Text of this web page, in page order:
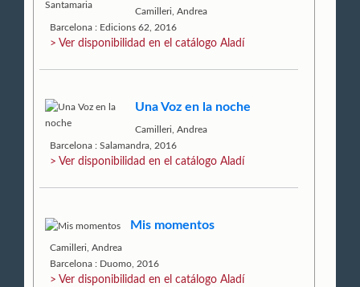
Camilleri, Andrea
Barcelona : Edicions 62, 2016
> Ver disponibilidad en el catálogo Aladí
Una Voz en la noche
Camilleri, Andrea
Barcelona : Salamandra, 2016
> Ver disponibilidad en el catálogo Aladí
Mis momentos
Camilleri, Andrea
Barcelona : Duomo, 2016
> Ver disponibilidad en el catálogo Aladí